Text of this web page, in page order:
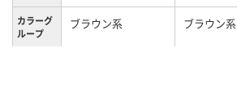
カラーグ
ループ
ブラウン系 ブラウン系